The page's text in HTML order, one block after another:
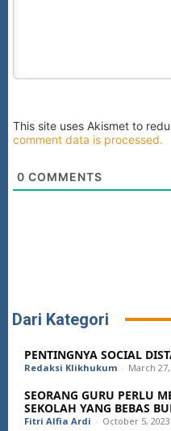
This site uses Akismet to
comment data is processed.
0 COMMENTS
Dari Kategori
PENTINGNYA SOCIAL
Redaksi Klikhukum - March 27,
SEORANG GURU PERLU
SEKOLAH YANG BEBAS
Fitri Alfia Ardi - October 5, 2023